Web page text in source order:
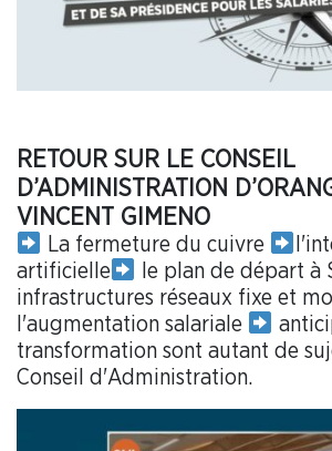
RETOUR SUR LE CONSEIL
D’ADMINISTRATION
VINCENT GIMENO
La fermeture du cuivre
artificielle
le plan de départ à
infrastructures réseaux fixe et
l'augmentation salariale
transformation sont autant de
Conseil d'Administration.